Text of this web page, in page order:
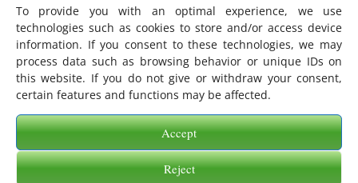
To provide you with an optimal experience, we use
technologies such as cookies to store and/or access device
information. If you consent to these technologies, we may
process data such as browsing behavior or unique IDs on
this website. If you do not give or withdraw your consent,
certain features and functions may be affected.
Accept
Reject
Fashion Cloud die gleiche Vision verfolgen.“
Heinz-Erich Ohnezat, Daniel Gleichauf,
Geschäftsführer der Pranke GmbH:
„Wir sind davon überzeugt, dass mit der
Zusammenarbeit von Fashion Cloud und Pranke ein
echter Mehrwert entsteht. Für diese Partnerschaft
wünschen wir uns, dass zusammen wächst, was
zusammen passt.
Seit 30 Jahren ist PRANKE® ein Motor für die